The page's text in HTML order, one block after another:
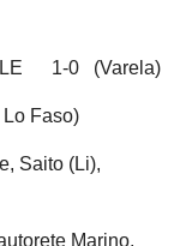
1-0 (Varela)
Faso)
Saito (Li),
Marino,